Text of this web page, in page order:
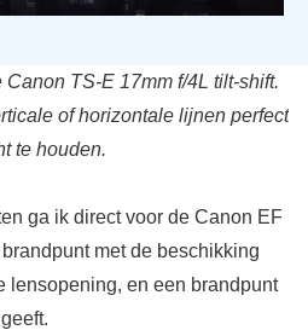
TS-E 17mm f/4L tilt-shift.
of horizontale lijnen perfect
te houden.
ga ik direct voor de Canon EF
met de beschikking
lensopening, en een brandpunt